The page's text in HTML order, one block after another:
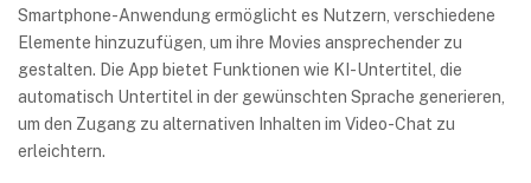
Smartphone-Anwendung ermöglicht es Nutzern, verschiedene
Elemente hinzuzufügen, um ihre Movies ansprechender zu
gestalten. Die App bietet Funktionen wie KI-Untertitel, die
automatisch Untertitel in der gewünschten Sprache generieren,
um den Zugang zu alternativen Inhalten im Video-Chat zu
erleichtern.